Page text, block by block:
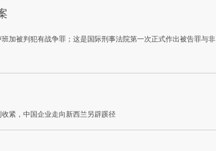
加被判犯有战争罪；这是国际刑事法院第一次正式作出被告罪与非
紧，中国企业走向新西兰另辟蹊径